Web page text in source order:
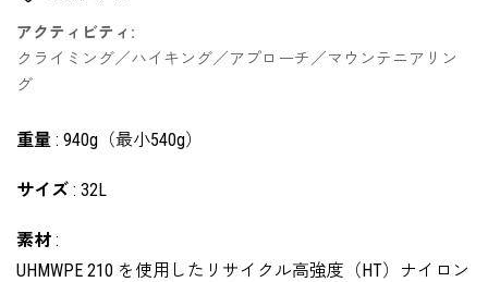
アクティビティ:
クライミング／ハイキング／アプローチ／マウンテニアリン
グ
重量 : 940g（最小540g）
サイズ : 32L
素材 :
UHMWPE 210 を使用したリサイクル高強度（HT）ナイロン